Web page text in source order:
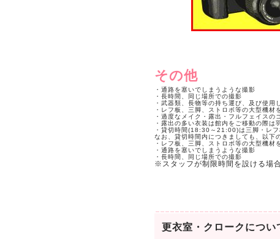
その他
・通路を塞いでしまうような撮影
・長時間、同じ場所での撮影
・武器類、長物等の持ち運び、及び使用
・レフ板、三脚、ストロボ等の大型機材
・過度なメイク・露出・フルフェイスの
・露出の多い衣装は館内をご移動の際は
・貸切時間(18:30～21:00)は三脚・レフ
なお、貸切時間内につきましても、以下
・レフ板、三脚、ストロボ等の大型機材
・通路を塞いでしまうような撮影
・長時間、同じ場所での撮影
※スタッフが制限時間を設ける場
更衣室・クロークについ